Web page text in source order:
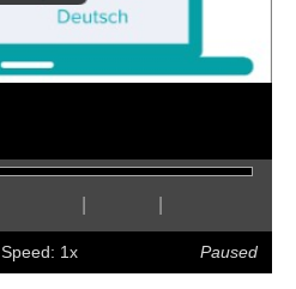
Hide
captions
FasterSlower
full
screen
Speed: 1x Paused